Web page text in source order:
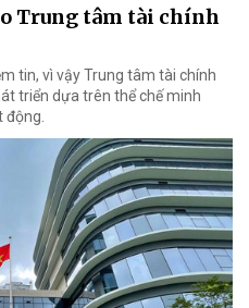
Trung tâm tài chính
tin, vì vậy Trung tâm tài chính
triển dựa trên thể chế minh
động.